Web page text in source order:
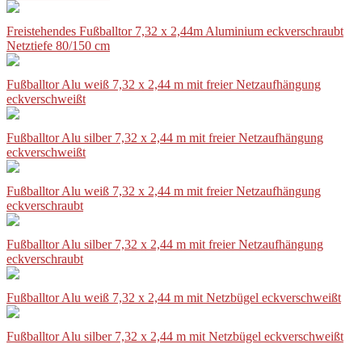
Freistehendes Fußballtor 7,32 x 2,44m Aluminium eckverschraubt
Netztiefe 80/150 cm
Fußballtor Alu weiß 7,32 x 2,44 m mit freier Netzaufhängung
eckverschweißt
Fußballtor Alu silber 7,32 x 2,44 m mit freier Netzaufhängung
eckverschweißt
Fußballtor Alu weiß 7,32 x 2,44 m mit freier Netzaufhängung
eckverschraubt
Fußballtor Alu silber 7,32 x 2,44 m mit freier Netzaufhängung
eckverschraubt
Fußballtor Alu weiß 7,32 x 2,44 m mit Netzbügel eckverschweißt
Fußballtor Alu silber 7,32 x 2,44 m mit Netzbügel eckverschweißt